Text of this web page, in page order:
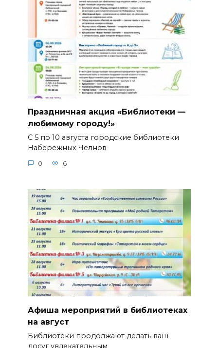
Праздничная акция «Библиотеки —
любимому городу!»
С 5 по 10 августа городские библиотеки
Набережных Челнов
0 6
Афиша мероприятий в библиотеках
на август
Библиотеки продолжают делать ваш
досуг увлекательным